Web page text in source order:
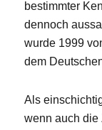
bestimmter
dennoch
wurde 1999
dem
Als
wenn auch